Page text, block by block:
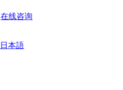
在线咨询
日本語